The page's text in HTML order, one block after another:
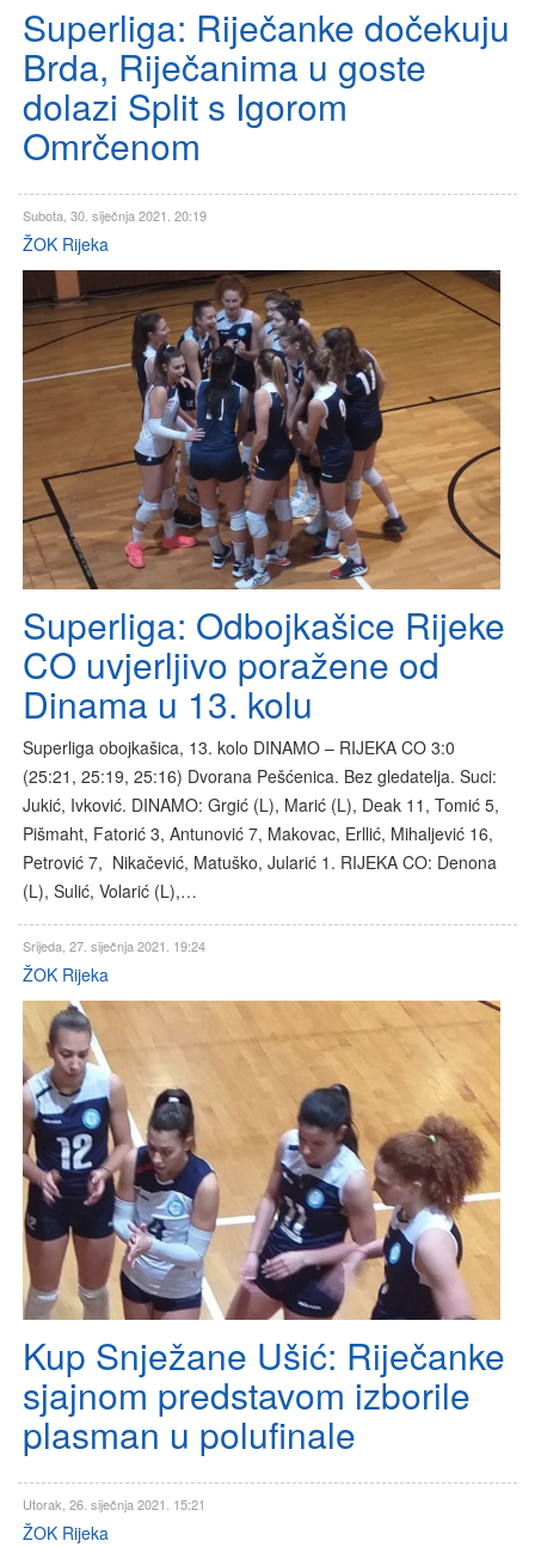
Superliga: Riječanke dočekuju
Brda, Riječanima u goste
dolazi Split s Igorom
Omrčenom
Subota, 30. siječnja 2021. 20:19
ŽOK Rijeka
Superliga: Odbojkašice Rijeke
CO uvjerljivo poražene od
Dinama u 13. kolu
Superliga obojkašica, 13. kolo DINAMO – RIJEKA CO 3:0
(25:21, 25:19, 25:16) Dvorana Pešćenica. Bez gledatelja. Suci:
Jukić, Ivković. DINAMO: Grgić (L), Marić (L), Deak 11, Tomić 5,
Pišmaht, Fatorić 3, Antunović 7, Makovac, Erllić, Mihaljević 16,
Petrović 7, Nikačević, Matuško, Jularić 1. RIJEKA CO: Denona
(L), Sulić, Volarić (L),…
Srijeda, 27. siječnja 2021. 19:24
ŽOK Rijeka
Kup Snježane Ušić: Riječanke
sjajnom predstavom izborile
plasman u polufinale
Utorak, 26. siječnja 2021. 15:21
ŽOK Rijeka